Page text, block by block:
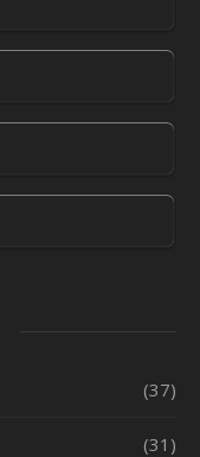
(37)
(31)